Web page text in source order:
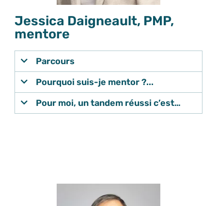
Jessica Daigneault, PMP,
mentore
Parcours
Pourquoi suis-je mentor ?...
Pour moi, un tandem réussi c’est…